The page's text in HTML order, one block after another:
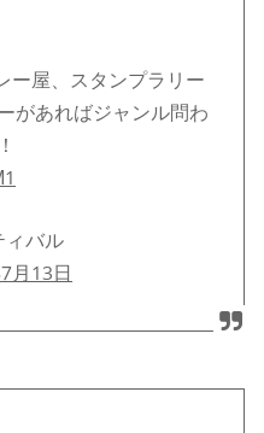
ー屋、スタンプラリー
があればジャンル問わ
バル
月13日